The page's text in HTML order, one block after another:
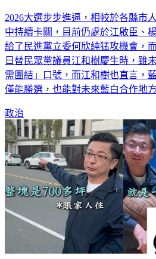
2026大選步步進逼，相較於各縣市
中持續卡關，目前仍處於江啟臣、
給了民進黨立委何欣純猛攻機會，
日替民眾黨議員江和樹慶生時，雖
需團結」口號，而江和樹也直言，
僅能勝選，也能對未來藍白合作地
政治